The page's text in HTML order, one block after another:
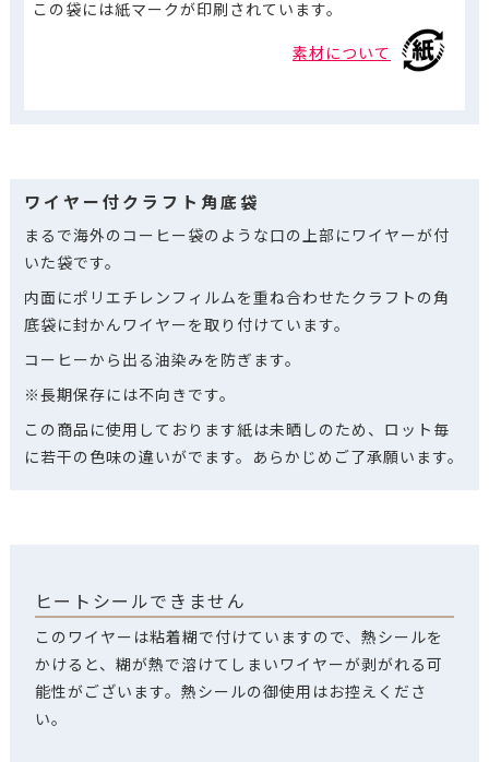
この袋には紙マークが印刷されています。
素材について
ワイヤー付クラフト角底袋
まるで海外のコーヒー袋のような口の上部にワイヤーが付
いた袋です。
内面にポリエチレンフィルムを重ね合わせたクラフトの角
底袋に封かんワイヤーを取り付けています。
コーヒーから出る油染みを防ぎます。
※長期保存には不向きです。
この商品に使用しております紙は未晒しのため、ロット毎
に若干の色味の違いがでます。あらかじめご了承願います。
ヒートシールできません
このワイヤーは粘着糊で付けていますので、熱シールを
かけると、糊が熱で溶けてしまいワイヤーが剥がれる可
能性がございます。熱シールの御使用はお控えくださ
い。